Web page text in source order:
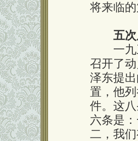
将来临
五
一九三
召开了
泽东提
置，他
件。这
六条是
二，我